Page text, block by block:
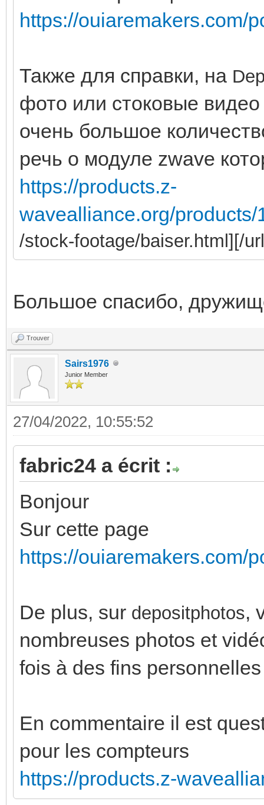
https://ouiaremakers.com/
Также для справки, на
фото или стоковые
очень большое
речь о модуле zwave
https://products.z-
wavealliance.org/products/
/stock-footage/baiser.html][/
Большое спасибо,
Trouver
Sairs1976
Junior Member
27/04/2022, 10:55:52
fabric24 a écrit :
Bonjour
Sur cette page
https://ouiaremakers.com/
De plus, sur depositphotos,
nombreuses photos et
fois à des fins
En commentaire il est
pour les compteurs
https://products.z-